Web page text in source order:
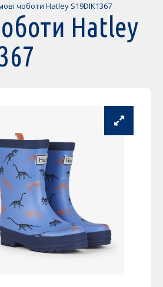
чоботи Hatley S19DIK1367
Hatley